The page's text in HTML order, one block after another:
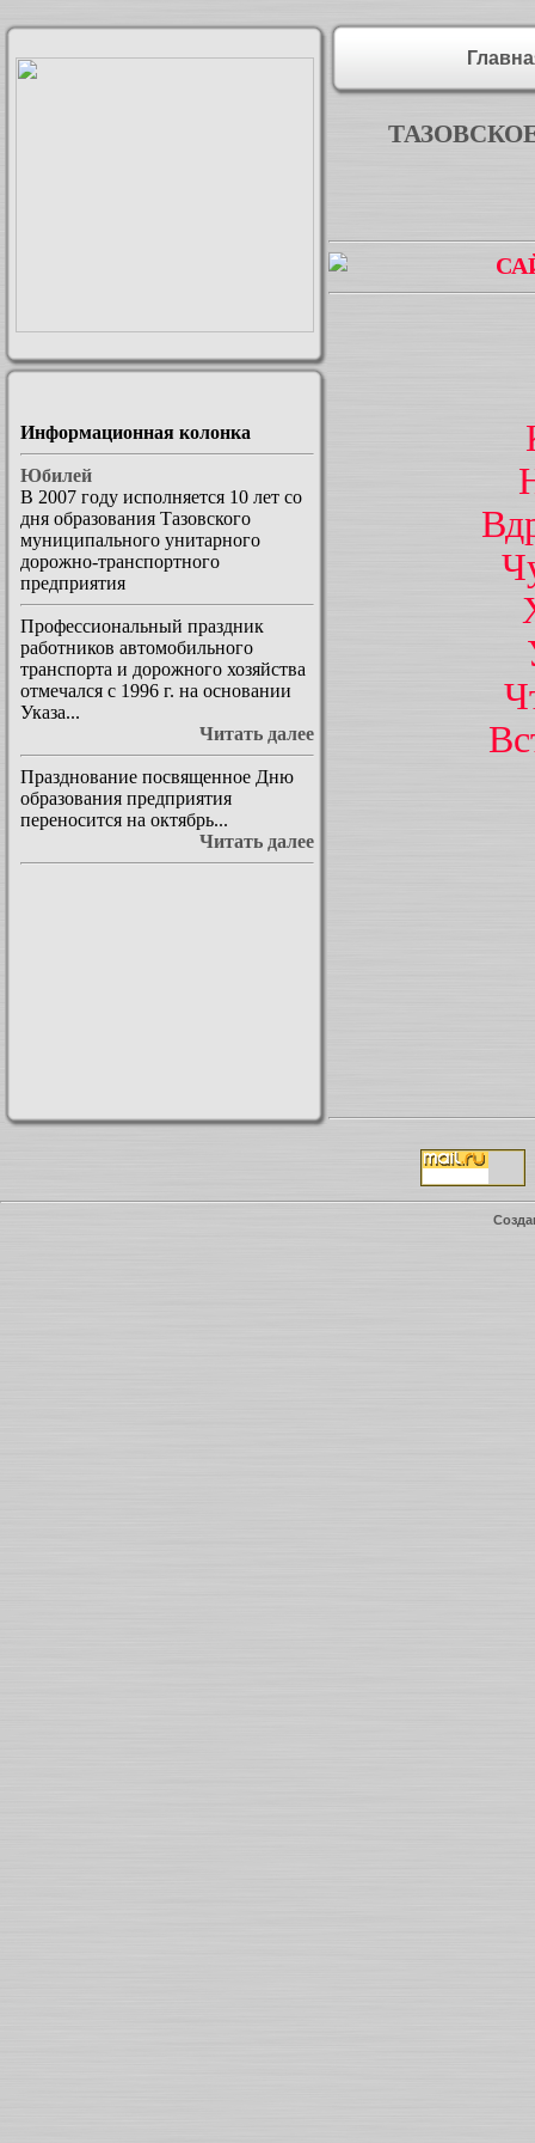
Информационная колонка
Юбилей
В 2007 году исполняется 10 лет со
дня образования Тазовского
муниципального унитарного
дорожно-транспортного
предприятия
Профессиональный праздник
работников автомобильного
транспорта и дорожного хозяйства
отмечался с 1996 г. на основании
Указа...
Читать далее
Празднование посвященное Дню
образования предприятия
переносится на октябрь...
Читать далее